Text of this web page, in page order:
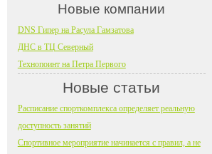
Новые компании
DNS Гипер на Расула Гамзатова
ДНС в ТЦ Северный
Технопоинт на Петра Первого
Новые статьи
Расписание спорткомплекса определяет реальную
доступность занятий
Спортивное мероприятие начинается с правил, а не